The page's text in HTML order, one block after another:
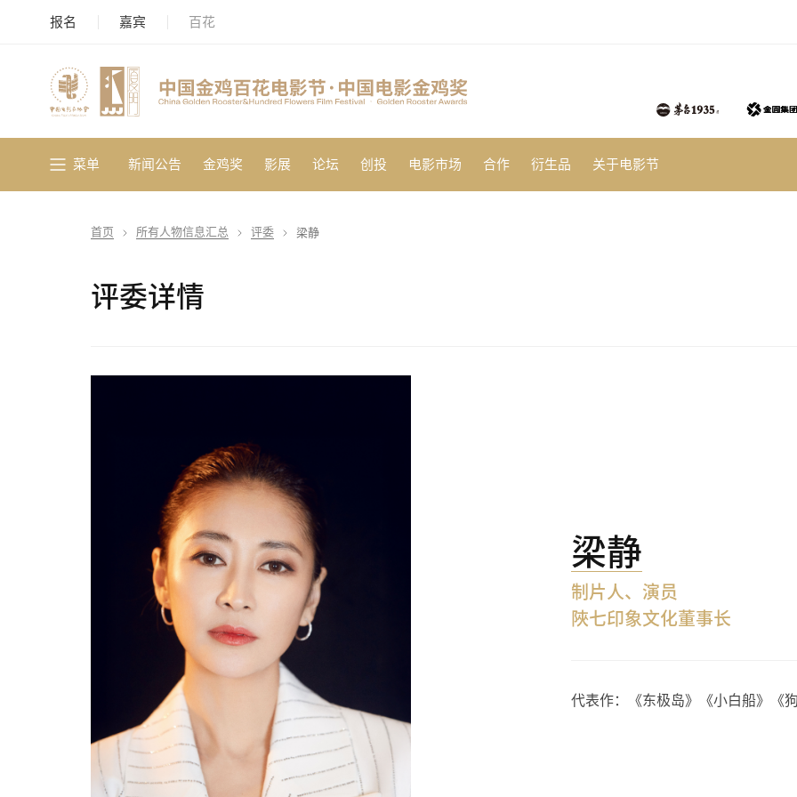
报名 嘉宾 百花
菜单 新闻公告 金鸡奖 影展 论坛 创投 电影市场 合作 衍生品 关于电影节
首页 所有人物信息汇总 评委 梁静
评委详情
梁静
制片人、演员
陜七印象文化董事长
代表作：《东极岛》《小白船》《